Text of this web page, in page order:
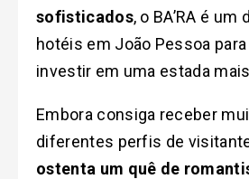
sofisticados, o BA’RA é
hotéis em João Pessoa
investir em uma estada
Embora consiga receber
diferentes perfis de
ostenta um quê de